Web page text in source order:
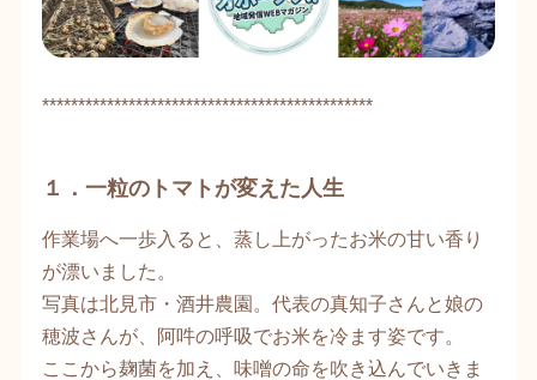
**********************************************
１．一粒のトマトが変えた人生
作業場へ一歩入ると、蒸し上がったお米の甘い香り
が漂いました。
写真は北見市・酒井農園。代表の真知子さんと娘の
穂波さんが、阿吽の呼吸でお米を冷ます姿です。
ここから麹菌を加え、味噌の命を吹き込んでいきま